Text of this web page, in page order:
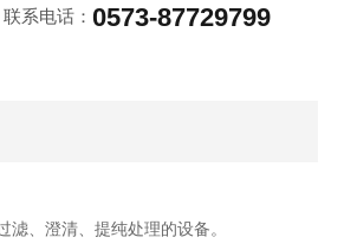
联系电话：0573-87729799
、澄清、提纯处理的设备。